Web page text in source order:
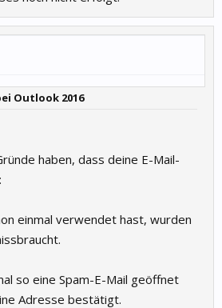
Outlook 2016
haben, dass deine E-Mail-
einmal verwendet hast, wurden
so eine Spam-E-Mail geöffnet
Adresse bestätigt.